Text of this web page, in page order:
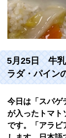
5月25日 牛乳
ラダ・パイン
今日は「スパゲ
が入ったトマト
です。「アラビ